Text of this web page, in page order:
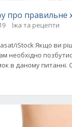
про правильне
Їжа та рецепти
iStock Якщо ви
необхідно
в даному питанні.